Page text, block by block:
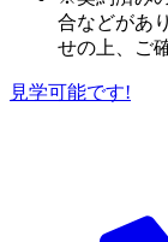
合などがあ
せの上、ご
見学可能です!